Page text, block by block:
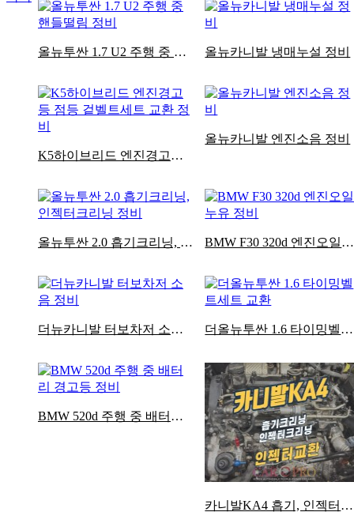
올뉴투싼 1.7 U2 주행 중 핸들떨림 정비 올뉴카니발 냉매누설 정비
K5하이브리드 엔진경고등 점등 겉벨트세트 교환 정비
올뉴카니발 엔진소음 정비
올뉴투싼 2.0 흡기크리닝, 인젝터크리닝 정비 BMW F30 320d 엔진오일누유 정비
더뉴카니발 터보차저 소음 정비 더올뉴투싼 1.6 타이밍벨트세트 교환
BMW 520d 주행 중 배터리 경고등 정비
카니발KA4 흡기, 인젝터크리닝 정비